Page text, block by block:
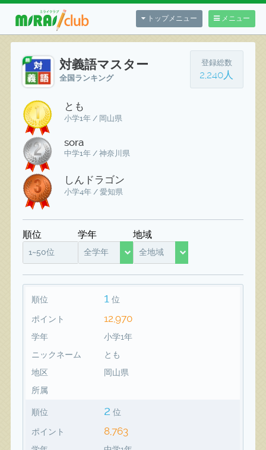
メニュー
トップメニュー
対義語マスター
全国ランキング
登録総数
2,240人
とも
小学1年 / 岡山県
sora
中学1年 / 神奈川県
しんドラゴン
小学4年 / 愛知県
順位
1~50位
学年
全学年
地域
全地域
順位 1 位
ポイント 12,970
学年
小学1年
ニックネーム
とも
地区
岡山県
所属
順位 2 位
ポイント 8,763